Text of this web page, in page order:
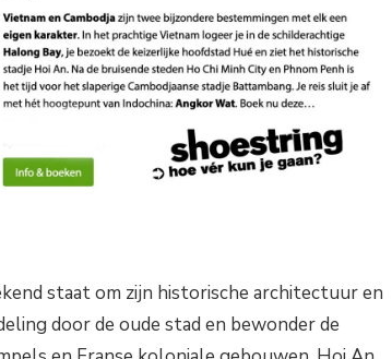
staat om zijn historische architectuur en
door de oude stad en bewonder de